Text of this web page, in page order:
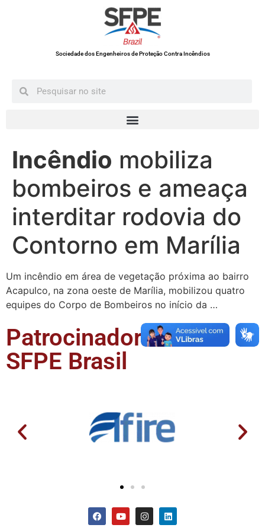
Sociedade dos Engenheiros de Proteção Contra Incêndios
Incêndio mobiliza
bombeiros e ameaça
interditar rodovia do
Contorno em Marília
Um incêndio em área de vegetação próxima ao bairro
Acapulco, na zona oeste de Marília, mobilizou quatro
equipes do Corpo de Bombeiros no início da …
Patrocinadores da
SFPE Brasil